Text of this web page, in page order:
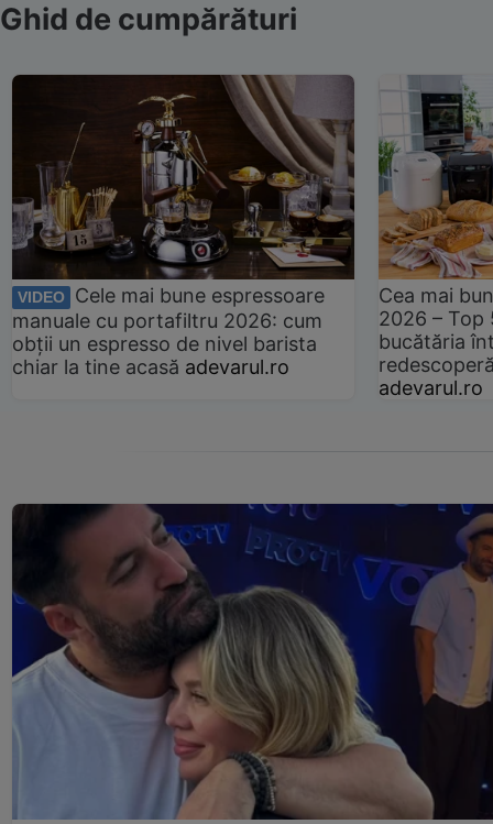
Ghid de cumpărături
VIDEO
Cele mai bune espressoare
manuale cu portafiltru 2026: cum
obții un espresso de nivel barista
chiar la tine acasă adevarul.ro
Cea mai
2026 –
bucătăria
adevarul.ro